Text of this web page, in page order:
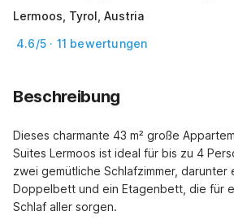
Lermoos, Tyrol, Austria
4.6/5 · 11 bewertungen
Beschreibung
Dieses charmante 43 m² große
Suites Lermoos ist ideal für bis zu 4
zwei gemütliche Schlafzimmer, darunter
Doppelbett und ein Etagenbett, die für
Schlaf aller sorgen.